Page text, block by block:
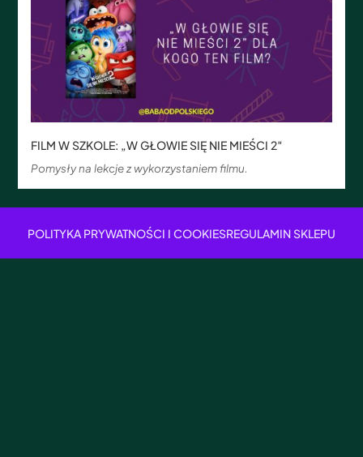
FILM W SZKOLE: „W GŁOWIE SIĘ NIE MIEŚCI 2″
Pomysły na lekcje z wykorzystaniem filmu.
POLITYKA PRYWATNOŚCI I COOKIESREGULAMIN SKLEPU